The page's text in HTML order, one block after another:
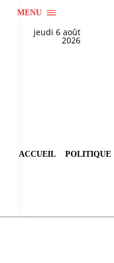
MENU
jeudi 6 août
2026
ACCUEIL POLITIQUE